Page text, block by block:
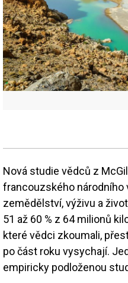
Nová studie vědců z
francouzského
zemědělství, výživu a
51 až 60 % z 64 milionů
které vědci zkoumali,
po část roku vysychají.
empiricky podloženou